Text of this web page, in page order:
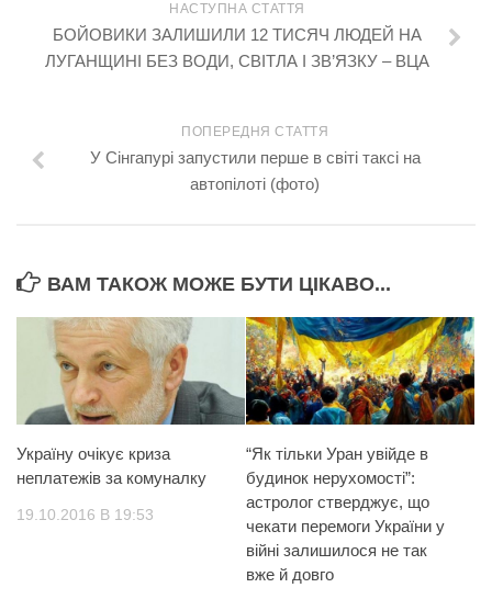
НАСТУПНА СТАТТЯ
БОЙОВИКИ ЗАЛИШИЛИ 12 ТИСЯЧ ЛЮДЕЙ НА
ЛУГАНЩИНІ БЕЗ ВОДИ, СВІТЛА І ЗВ’ЯЗКУ – ВЦА
ПОПЕРЕДНЯ СТАТТЯ
У Сінгапурі запустили перше в світі таксі на
автопілоті (фото)
ВАМ ТАКОЖ МОЖЕ БУТИ ЦІКАВО...
Україну очікує криза
неплатежів за комуналку
19.10.2016 В 19:53
“Як тільки Уран увійде в
будинок нерухомості”:
астролог стверджує, що
чекати перемоги України у
війні залишилося не так
вже й довго